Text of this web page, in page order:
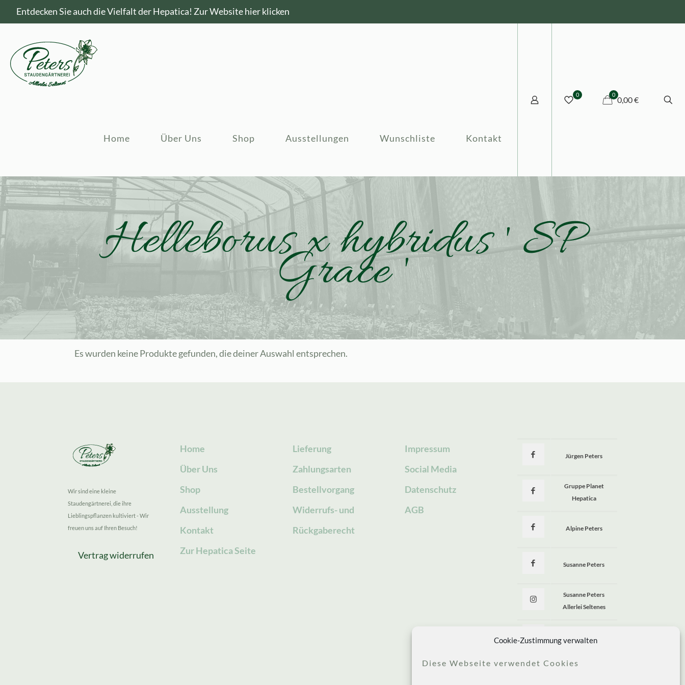
Cookie-Zustimmung verwalten
Diese Webseite verwendet Cookies
Entdecken Sie auch die Vielfalt der Hepatica! Zur Website hier klicken
Home Über Uns Shop Ausstellungen Wunschliste Kontakt
0 0
0,00 €
Helleborus x hybridus ' SP
Grace '
Es wurden keine Produkte gefunden, die deiner Auswahl entsprechen.
Wir sind eine kleine
Staudengärtnerei, die ihre
Lieblingspflanzen kultiviert - Wir
freuen uns auf Ihren Besuch!
Vertrag widerrufen
Home
Über Uns
Shop
Ausstellung
Kontakt
Zur Hepatica Seite
Lieferung
Zahlungsarten
Bestellvorgang
Widerrufs- und
Rückgaberecht
Impressum
Social Media
Datenschutz
AGB
Jürgen Peters
Gruppe Planet
Hepatica
Alpine Peters
Susanne Peters
Susanne Peters
Allerlei Seltenes
Allerlei Seltenes